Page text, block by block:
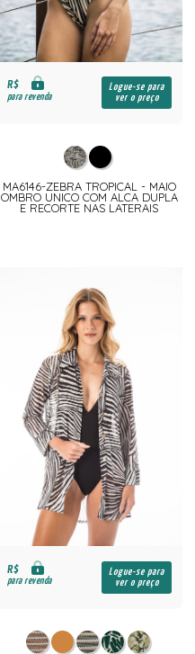
R$
para revenda
Logue-se para
ver o preço
MA6146-ZEBRA TROPICAL - MAIO
OMBRO UNICO COM ALCA DUPLA
E RECORTE NAS LATERAIS
R$
para revenda
Logue-se para
ver o preço